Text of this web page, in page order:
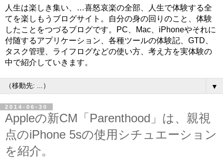
人生は楽しき集い、…喜怒哀楽の全部、人生で体験する全
てを楽しもうブログサイト。自分の身の回りのこと、体験
したことをつづるブログです。PC、Mac、iPhoneやそれに
付随するアプリケーション、各種ツールの体験記、GTD、
タスク管理、ライフログなどの使い方、考え方を実体験の
中で紹介していきます。
▼
2014-06-30
Appleの新CM「Parenthood」は、親視
点のiPhone 5sの使用シチュエーション
を紹介。